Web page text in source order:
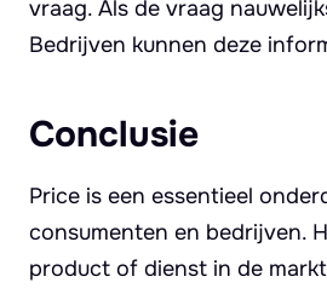
vraag. Als de vraag
Bedrijven kunnen deze
Conclusie
Price is een essentieel
consumenten en bedrijven.
product of dienst in de